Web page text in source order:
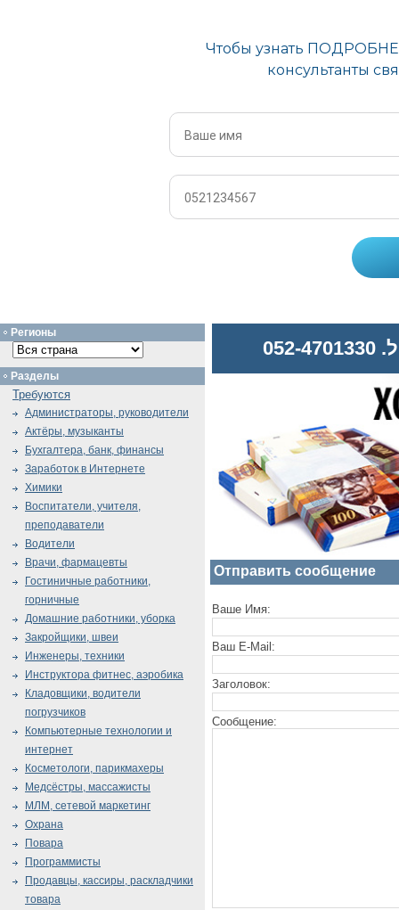
Отправить сообщение
Ваше Имя:
Ваш E-Mail:
Заголовок:
Сообщение:
Регионы
Разделы
Требуются
Администраторы, руководители
Актёры, музыканты
Бухгалтера, банк, финансы
Заработок в Интернете
Химики
Воспитатели, учителя,
преподаватели
Водители
Врачи, фармацевты
Гостиничные работники,
горничные
Домашние работники, уборка
Закройщики, швеи
Инженеры, техники
Инструктора фитнес, аэробика
Кладовщики, водители
погрузчиков
Компьютерные технологии и
интернет
Косметологи, парикмахеры
Медсёстры, массажисты
МЛМ, сетевой маркетинг
Охрана
Повара
Программисты
Продавцы, кассиры, раскладчики
товара